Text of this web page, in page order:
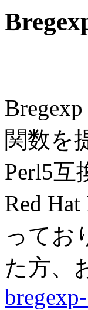
関数を
Perl5互
Red
ってお
た方、